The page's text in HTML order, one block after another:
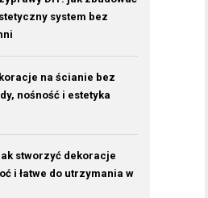
system bez
na ścianie bez
nośność i estetyka
stworzyć dekoracje
i łatwe do utrzymania w